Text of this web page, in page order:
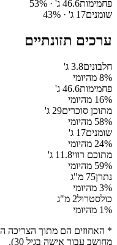
פחמימות46.6 ג' · 53%
שומנים17 ג' · 43%
ערכים תזונתיים
חלבונים3.8 ג'
8% מהיומי
פחמימות46.6 ג'
16% מהיומי
מתוכן סוכרים29 ג'
58% מהיומי
שומנים17 ג'
24% מהיומי
מתוכם רווי11.8 ג'
59% מהיומי
נתרן75 מ"ג
3% מהיומי
כולסטרול2 מ"ג
1% מהיומי
* האחוזים הם מתוך הצריכה
מחושב עבור אישה בגיל 30).